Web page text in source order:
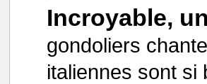
Incroyable,
gondoliers
italiennes sont si